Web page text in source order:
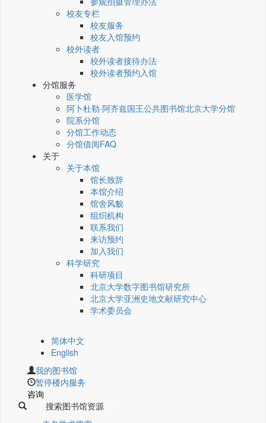
校友专栏
校友服务
校友入馆预约
校外读者
校外读者接待办法
校外读者预约入馆
分馆服务
医学馆
阿卜杜勒·阿齐兹国王公共图书馆北京大学分馆
院系分馆
分馆工作动态
分馆借阅FAQ
关于
关于本馆
馆长致辞
本馆介绍
馆舍风貌
组织机构
联系我们
来访预约
加入我们
科学研究
科研项目
北京大学数字图书馆研究所
北京大学亚洲史地文献研究中心
学术委员会
简体中文
English
我的图书馆
暂停楼内服务
咨询
搜索图书馆资源